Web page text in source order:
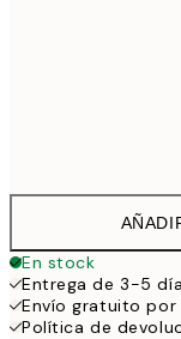
En stock
Entrega de 3-5
Envío gratuito
Política de